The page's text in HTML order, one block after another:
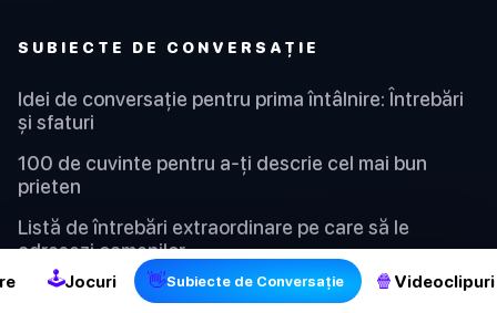
2
🕹Jocuri 👋Subiecte de Conversație 🍿 Videoclipuri
SUBIECTE DE CONVERSAȚIE
Idei de conversație pentru prima întâlnire: Întrebări
și sfaturi
100 de cuvinte pentru a-ți descrie cel mai bun
prieten
Listă de întrebări extraordinare pe care să le
adresezi oamenilor
Cine mă cunoaște mai bine? - Lista de întrebări